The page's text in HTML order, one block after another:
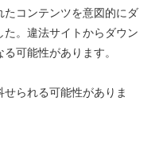
コンテンツを意図的にダ
。違法サイトからダウン
可能性があります。
られる可能性がありま